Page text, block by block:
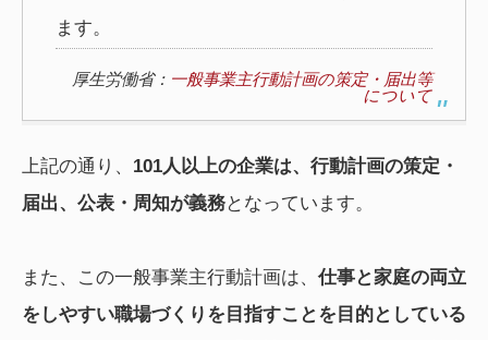
ます。
厚生労働省： 一般事業主行動計画の策定・届出等
について
上記の通り、 101人以上の企業は、行動計画の策定・
届出、公表・周知が義務となっています。
また、この一般事業主行動計画は、 仕事と家庭の両立
をしやすい職場づくりを目指すことを目的としている